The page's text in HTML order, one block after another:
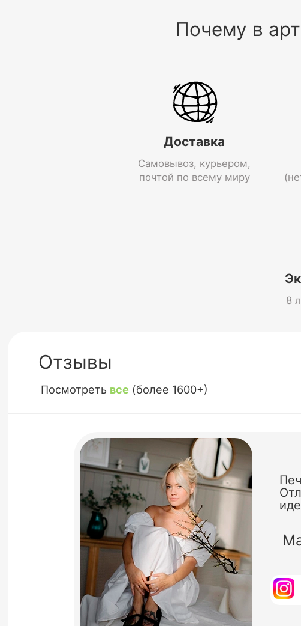
Почему в
Доставка
Самовывоз, курьером,
почтой по всему миру
8
Отзывы
Посмотреть все (более 1600+)